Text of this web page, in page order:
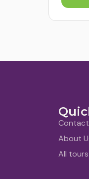
Contact
About
All tours